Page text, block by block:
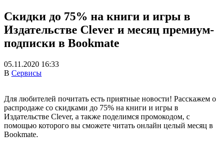
Скидки до 75% на книги и игры в
Издательстве Clever и месяц премиум-
подписки в Bookmate
05.11.2020 16:33
В Сервисы
Для любителей почитать есть приятные новости! Расскажем о
распродаже со скидками до 75% на книги и игры в
Издательстве Clever, а также поделимся промокодом, с
помощью которого вы сможете читать онлайн целый месяц в
Bookmate.